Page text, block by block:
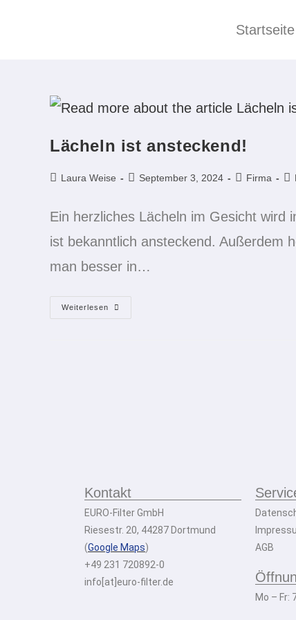
Startseite
Lächeln ist ansteckend!
Laura Weise September 3, 2024 Firma
Ein herzliches Lächeln im Gesicht wird
ist bekanntlich ansteckend. Außerdem
man besser in…
Weiterlesen
Kontakt
EURO-Filter GmbH
Riesestr. 20, 44287 Dortmund
(Google Maps)
+49 231 720892-0
info[at]euro-filter.de
AGB
Mo – Fr: